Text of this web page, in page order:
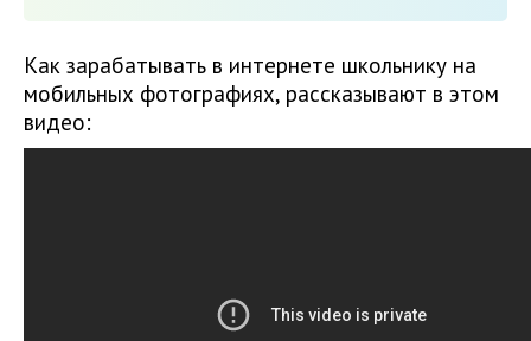
Как зарабатывать в интернете школьнику на
мобильных фотографиях, рассказывают в этом
видео: